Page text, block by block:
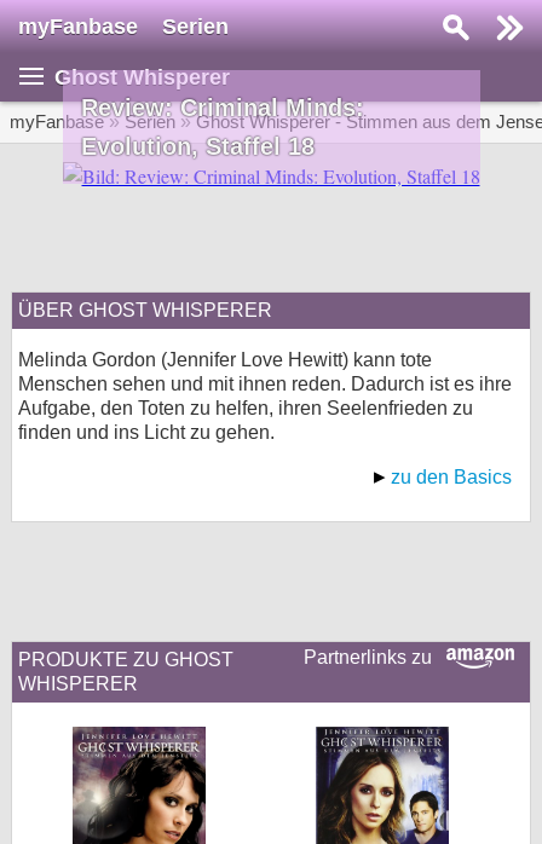
myFanbase Serien
Ghost Whisperer
myFanbase»Serien »Ghost Whisperer - Stimmen aus dem
Review: Criminal Minds:
Evolution, Staffel 18
ÜBER GHOST WHISPERER
Melinda Gordon (Jennifer Love Hewitt) kann tote
Menschen sehen und mit ihnen reden. Dadurch ist es ihre
Aufgabe, den Toten zu helfen, ihren Seelenfrieden zu
finden und ins Licht zu gehen.
zu den Basics
Partnerlinks zu
PRODUKTE ZU GHOST
WHISPERER
Serie suchen...
SERIEN
Serien
Veranstaltungen
KULTUR
Specials
SERVICE
Forum
Kontakt
Nutzungsbedingungen
Datenschutz